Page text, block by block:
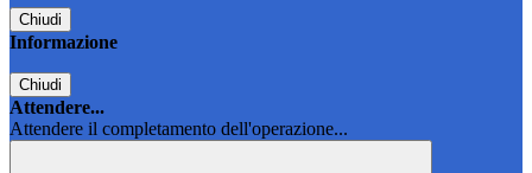
Chiudi
Informazione
Chiudi
Attendere...
Attendere il completamento dell'operazione...